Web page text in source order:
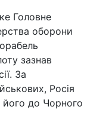
Головне
оборони
зазнав
За
Росія
його до Чорного